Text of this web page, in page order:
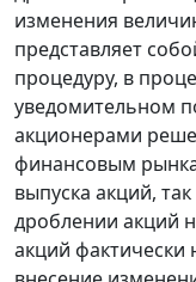
изменения
представляет
процедуру, в
уведомительном
акционерами
финансовым
выпуска акций,
дроблении акций
акций фактически